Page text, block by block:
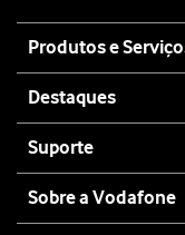
map
Produtos e
Destaques
Suporte
Sobre a Vodafone